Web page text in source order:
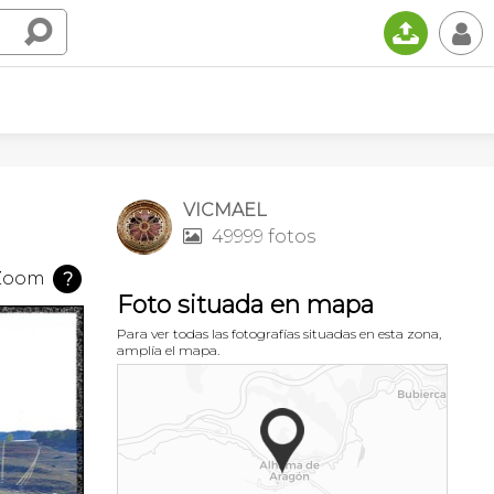
📤 👤
?
VICMAEL
 49999 fotos
Foto situada en mapa
Para ver todas las fotografías situadas en esta zona,
amplía el mapa.